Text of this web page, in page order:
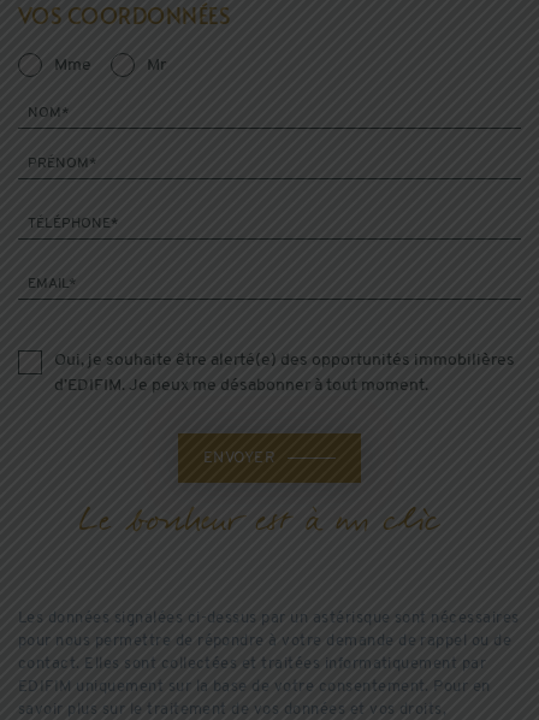
VOS COORDONNÉES
Mme Mr
NOM*
PRÉNOM*
TÉLÉPHONE*
EMAIL*
Oui, je souhaite être alerté(e) des opportunités immobilières
d’EDIFIM. Je peux me désabonner à tout moment.
ENVOYER
Les données signalées ci-dessus par un astérisque sont nécessaires
pour nous permettre de répondre à votre demande de rappel ou de
contact. Elles sont collectées et traitées informatiquement par
EDIFIM uniquement sur la base de votre consentement. Pour en
savoir plus sur le traitement de vos données et vos droits,